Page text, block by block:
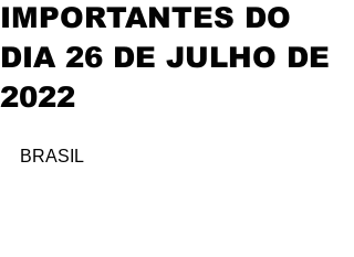
IMPORTANTES DO
DIA 26 DE JULHO DE
2022
BRASIL